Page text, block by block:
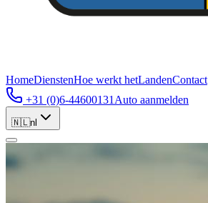
HomeDienstenHoe werkt hetLandenContact
+31 (0)6-44600131 Auto aanmelden
🇳🇱nl